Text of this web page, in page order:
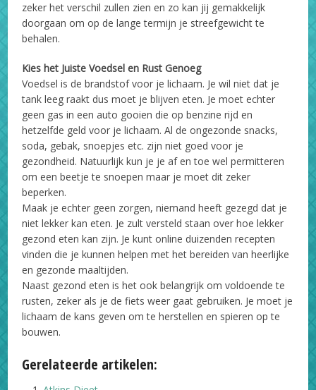
zeker het verschil zullen zien en zo kan jij gemakkelijk
doorgaan om op de lange termijn je streefgewicht te
behalen.
Kies het Juiste Voedsel en Rust Genoeg
Voedsel is de brandstof voor je lichaam. Je wil niet dat je
tank leeg raakt dus moet je blijven eten. Je moet echter
geen gas in een auto gooien die op benzine rijd en
hetzelfde geld voor je lichaam. Al de ongezonde snacks,
soda, gebak, snoepjes etc. zijn niet goed voor je
gezondheid. Natuurlijk kun je je af en toe wel permitteren
om een beetje te snoepen maar je moet dit zeker
beperken.
Maak je echter geen zorgen, niemand heeft gezegd dat je
niet lekker kan eten. Je zult versteld staan over hoe lekker
gezond eten kan zijn. Je kunt online duizenden recepten
vinden die je kunnen helpen met het bereiden van heerlijke
en gezonde maaltijden.
Naast gezond eten is het ook belangrijk om voldoende te
rusten, zeker als je de fiets weer gaat gebruiken. Je moet je
lichaam de kans geven om te herstellen en spieren op te
bouwen.
Gerelateerde artikelen: